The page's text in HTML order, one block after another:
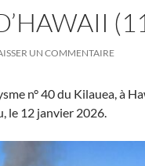
UN COMMENTAIRE
n° 40 du Kilauea, à
le 12 janvier 2026.